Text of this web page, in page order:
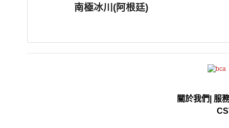
南極冰川(阿根廷)
關於我們
服